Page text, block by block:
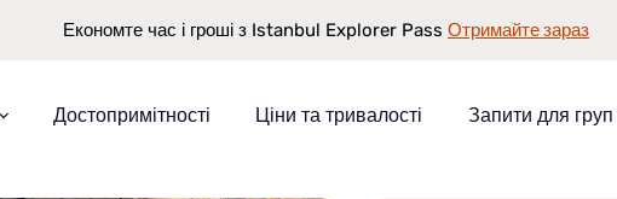
Економте час і гроші з Istanbul Explorer Pass Отримайте зараз
Достопримітності Ціни та тривалості Запити для груп